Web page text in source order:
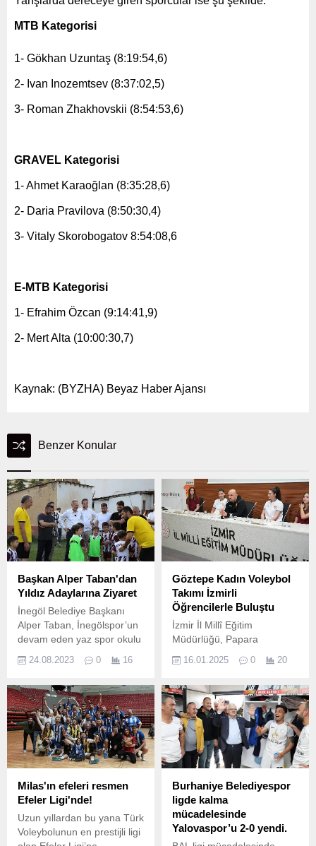
MTB Kategorisi
1- Gökhan Uzuntaş (8:19:54,6)
2- Ivan Inozemtsev (8:37:02,5)
3- Roman Zhakhovskii (8:54:53,6)
GRAVEL Kategorisi
1- Ahmet Karaoğlan (8:35:28,6)
2- Daria Pravilova (8:50:30,4)
3- Vitaly Skorobogatov 8:54:08,6
E-MTB Kategorisi
1- Efrahim Özcan (9:14:41,9)
2- Mert Alta (10:00:30,7)
Kaynak: (BYZHA) Beyaz Haber Ajansı
Benzer Konular
Başkan Alper Taban'dan
Yıldız Adaylarına Ziyaret
İnegöl Belediye Başkanı
Alper Taban, İnegölspor’un
devam eden yaz spor okulu
24.08.2023 0 16
Göztepe Kadın Voleybol
Takımı İzmirli
Öğrencilerle Buluştu
İzmir İl Millî Eğitim
Müdürlüğü, Papara
"Şehrimizin Takımı Projesi"
tarafından düzenlenen
etkinlikte, lisanslı sporcular
öğrencilerle bir araya geldi
İzmir İl Millî Eğitim
Müdürlüğü 15 Temmuz
Şehitleri Konferans
Salonunda gerçekleşen
buluşmaya İl Millî Eğitim
Müdürü Dr.
16.01.2025 0 20
Milas'ın efeleri resmen
Efeler Ligi'nde!
Uzun yıllardan bu yana Türk
Voleybolunun en prestijli ligi
Burhaniye Belediyespor
ligde kalma
mücadelesinde
Yalovaspor’u 2-0 yendi.